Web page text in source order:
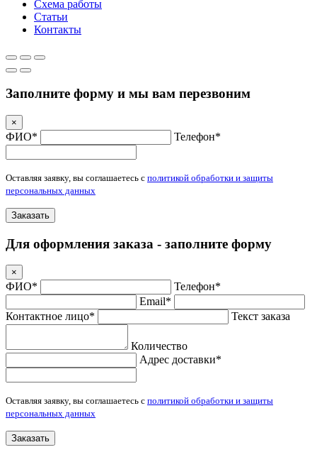
Схема работы
Статьи
Контакты
Заполните форму и мы вам перезвоним
×
ФИО* Телефон*
Оставляя заявку, вы соглашаетесь с политикой обработки и защиты
персональных данных
Заказать
Для оформления заказа - заполните форму
×
ФИО*
Телефон*
Email*
Контактное лицо*
Текст заказа
Количество
Адрес доставки*
Оставляя заявку, вы соглашаетесь с политикой обработки и защиты
персональных данных
Заказать